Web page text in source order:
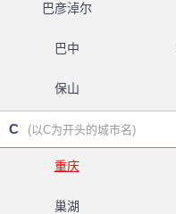
巴彦淖尔
巴中
保山
C (以C为开头的城市名)
重庆
巢湖